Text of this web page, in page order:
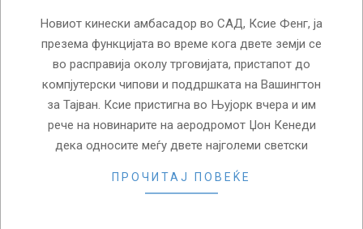
Новиот кинески амбасадор во САД, Ксие Фенг, ја
презема функцијата во време кога двете земји се
во расправија околу трговијата, пристапот до
компјутерски чипови и поддршката на Вашингтон
за Тајван. Ксие пристигна во Њујорк вчера и им
рече на новинарите на аеродромот Џон Кенеди
дека односите меѓу двете најголеми светски
ПРОЧИТАЈ ПОВЕЌЕ